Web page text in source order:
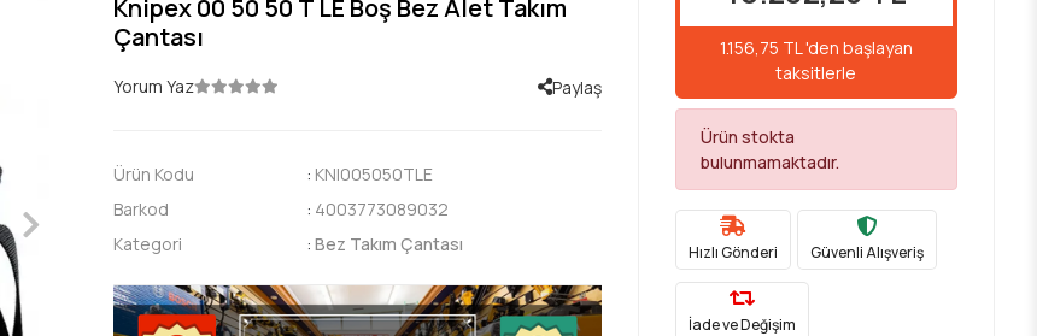
Knipex 00 50 50 T LE Boş Bez Alet Takım
Çantası
Yorum Yaz Paylaş
Ürün Kodu : KNI005050TLE
Barkod
: 4003773089032
Kategori
:Bez Takım Çantası
1.156,75 TL 'den başlayan
taksitlerle
Ürün stokta
bulunmamaktadır.
Hızlı Gönderi Güvenli Alışveriş
İade ve Değişim